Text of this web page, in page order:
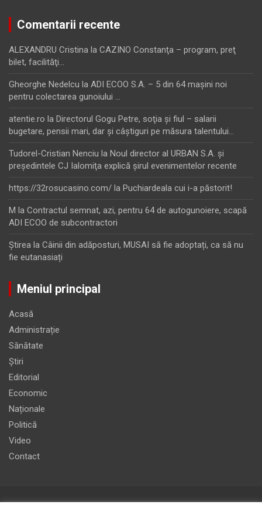
Comentarii recente
ALEXANDRU Cristina la CAZINO Constanţa – program, preţ
bilet, facilităţi…
Gheorghe Nedelcu la ADI ECOO S.A. – 5 din 64 maşini noi
pentru colectarea gunoiului …
atentie.ro la Directorul Gogu Petre, soţia şi fiul – salarii
bugetare, pensii mari, dar şi câştiguri pe măsura talentului…
Tudorel-Cristian Nenciu la Noul director al URBAN S.A. şi
preşedintele CJ Ialomiţa explică şirul evenimentelor recente
https://32rosucasino.com/ la Puchiardeala cui i-a păstorit!
M la Contractul semnat, azi, pentru 64 de autogunoiere, scapă
ADI ECOO de subcontractori
Ştirea la Câinii din adăposturi, MUSAI să fie adoptați, ca să nu
fie eutanasiați
Meniul principal
Acasă
Administrație
Sănătate
Știri
Editorial
Economic
Naționale
Politică
Video
Contact